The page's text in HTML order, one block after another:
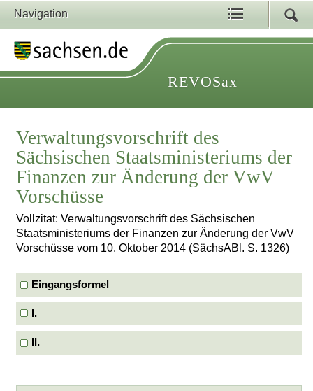
Navigation
REVOSax
Verwaltungsvorschrift des
Sächsischen Staatsministeriums der
Finanzen zur Änderung der VwV
Vorschüsse
Vollzitat: Verwaltungsvorschrift des Sächsischen
Staatsministeriums der Finanzen zur Änderung der VwV
Vorschüsse vom 10. Oktober 2014 (SächsABl. S. 1326)
Eingangsformel
I.
II.